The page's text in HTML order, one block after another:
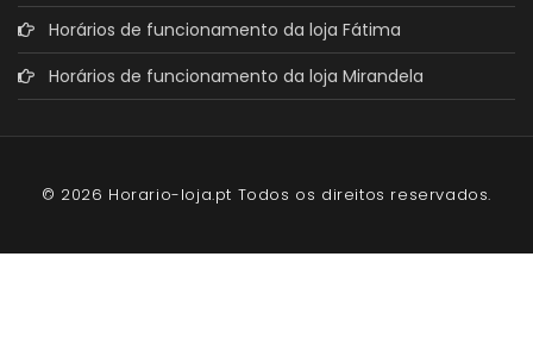
Horários de funcionamento da loja Fátima
Horários de funcionamento da loja Mirandela
© 2026 Horario-loja.pt Todos os direitos reservados.